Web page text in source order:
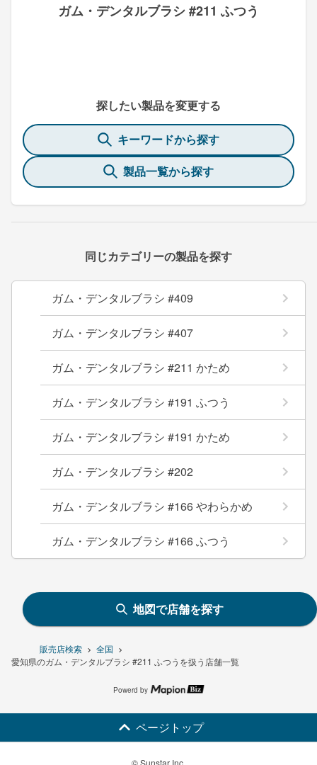
販売店検索
全国
愛知県のガム・デンタルブラシ #211 ふつうを扱う店舗一覧
ガム・デンタルブラシ #211 ふつう
探したい製品を変更する
キーワードから探す
製品一覧から探す
同じカテゴリーの製品を探す
ガム・デンタルブラシ #409
ガム・デンタルブラシ #407
ガム・デンタルブラシ #211 かため
ガム・デンタルブラシ #191 ふつう
ガム・デンタルブラシ #191 かため
ガム・デンタルブラシ #202
ガム・デンタルブラシ #166 やわらかめ
ガム・デンタルブラシ #166 ふつう
地図で店舗を探す
Powerd by
ページトップ
© Sunstar Inc.